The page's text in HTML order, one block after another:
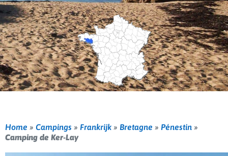
Home » Campings » Frankrijk » Bretagne » Pénestin »
Camping de Ker-Lay